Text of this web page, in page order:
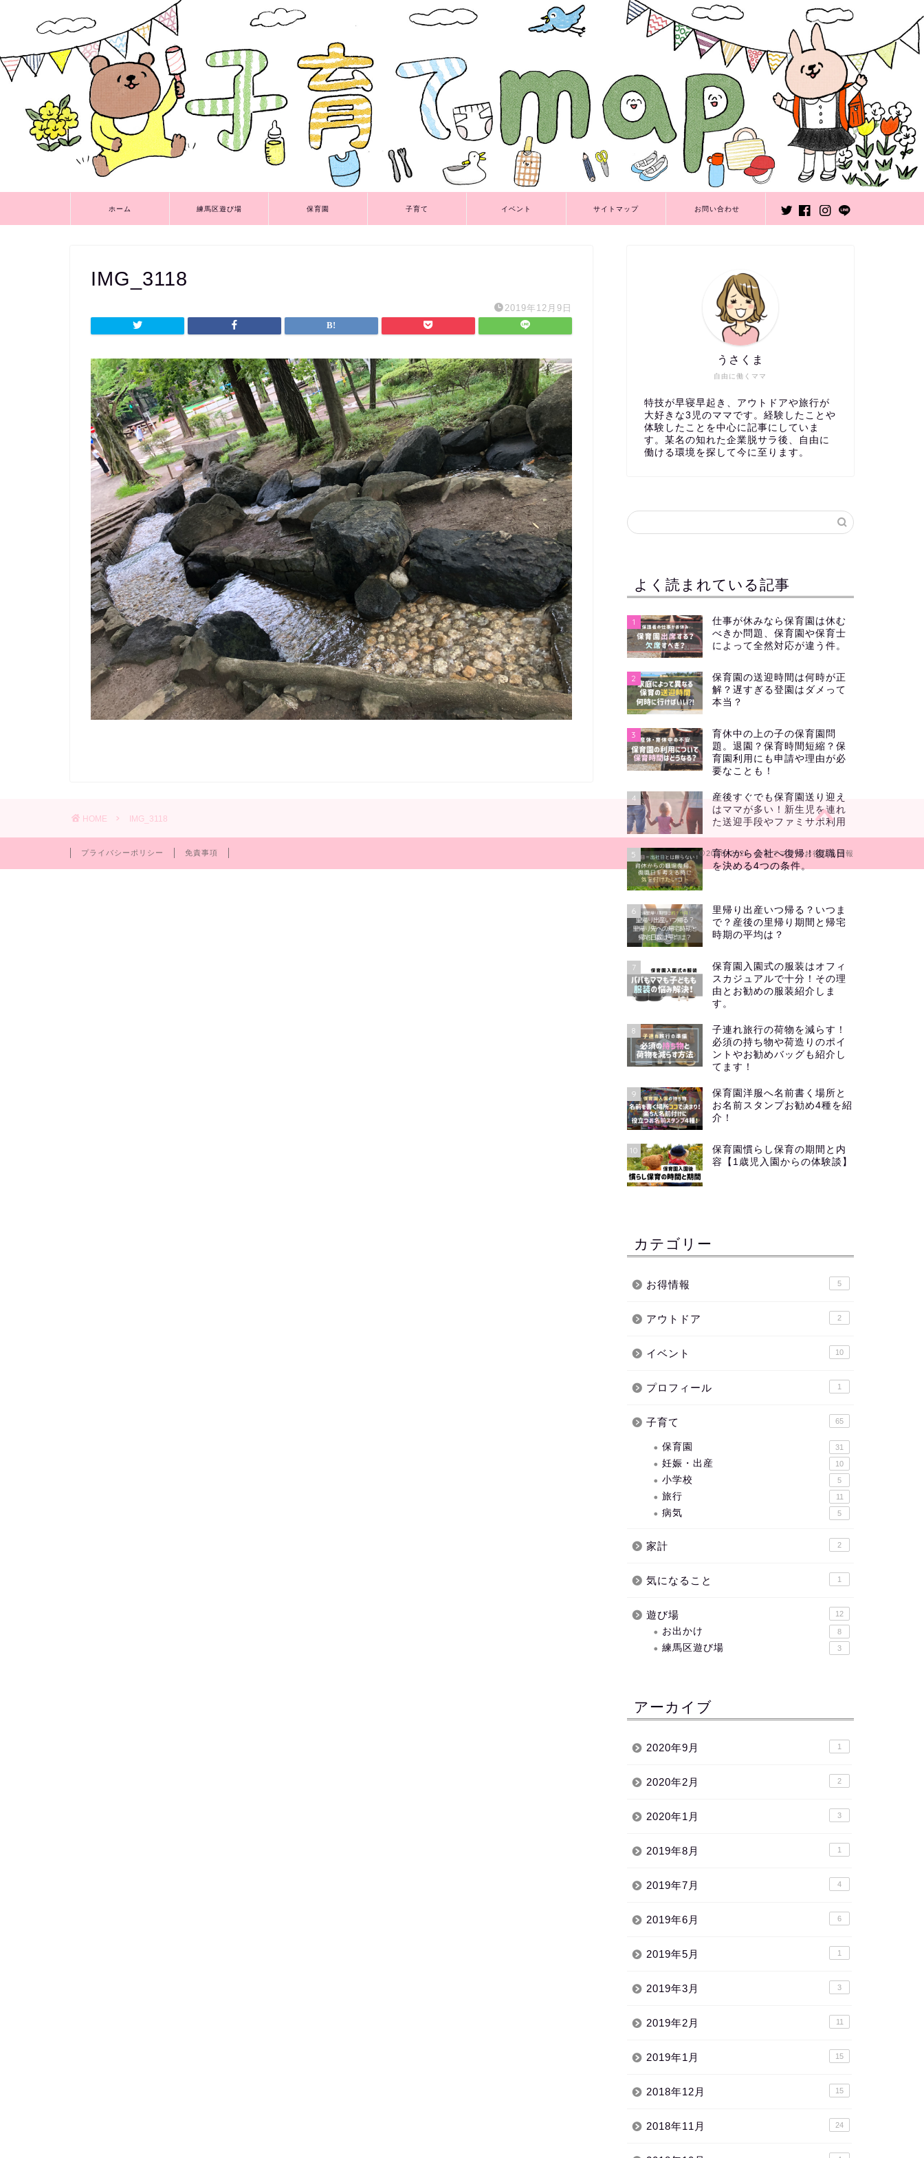
ホーム 練馬区遊び場 保育園 子育て イベント サイトマップ お問い合わせ
IMG_3118
2019年12月9日
自由に働くママ
うさくま
特技が早寝早起き、アウトドアや旅行が
大好きな3児のママです。経験したことや
体験したことを中心に記事にしていま
す。某名の知れた企業脱サラ後、自由に
働ける環境を探して今に至ります。
よく読まれている記事
1
仕事が休みなら保育園は休む
べきか問題、保育園や保育士
によって全然対応が違う件。
2
保育園の送迎時間は何時が正
解？遅すぎる登園はダメって
本当？
3
育休中の上の子の保育園問
題。退園？保育時間短縮？保
育園利用にも申請や理由が必
要なことも！
4
産後すぐでも保育園送り迎え
はママが多い！新生児を連れ
た送迎手段やファミサポ利用
5
育休から会社へ復帰！復職日
を決める4つの条件。
6
里帰り出産いつ帰る？いつま
で？産後の里帰り期間と帰宅
時期の平均は？
7
保育園入園式の服装はオフィ
スカジュアルで十分！その理
由とお勧めの服装紹介しま
す。
8
子連れ旅行の荷物を減らす！
必須の持ち物や荷造りのポイ
ントやお勧めバッグも紹介し
てます！
9
保育園洋服へ名前書く場所と
お名前スタンプお勧め4種を紹
介！
10
保育園慣らし保育の期間と内
容【1歳児入園からの体験談】
カテゴリー
お得情報 5
アウトドア 2
イベント 10
プロフィール 1
子育て 65
保育園 31
妊娠・出産 10
小学校 5
旅行 11
病気 5
家計 2
気になること 1
遊び場 12
お出かけ 8
練馬区遊び場 3
アーカイブ
2020年9月 1
2020年2月 2
2020年1月 3
2019年8月 1
2019年7月 4
2019年6月 6
2019年5月 1
2019年3月 3
2019年2月 11
2019年1月 15
2018年12月 15
2018年11月 24
HOME IMG_3118
プライバシーポリシー 免責事項 2018–2026 子育てママのお役立ち情報